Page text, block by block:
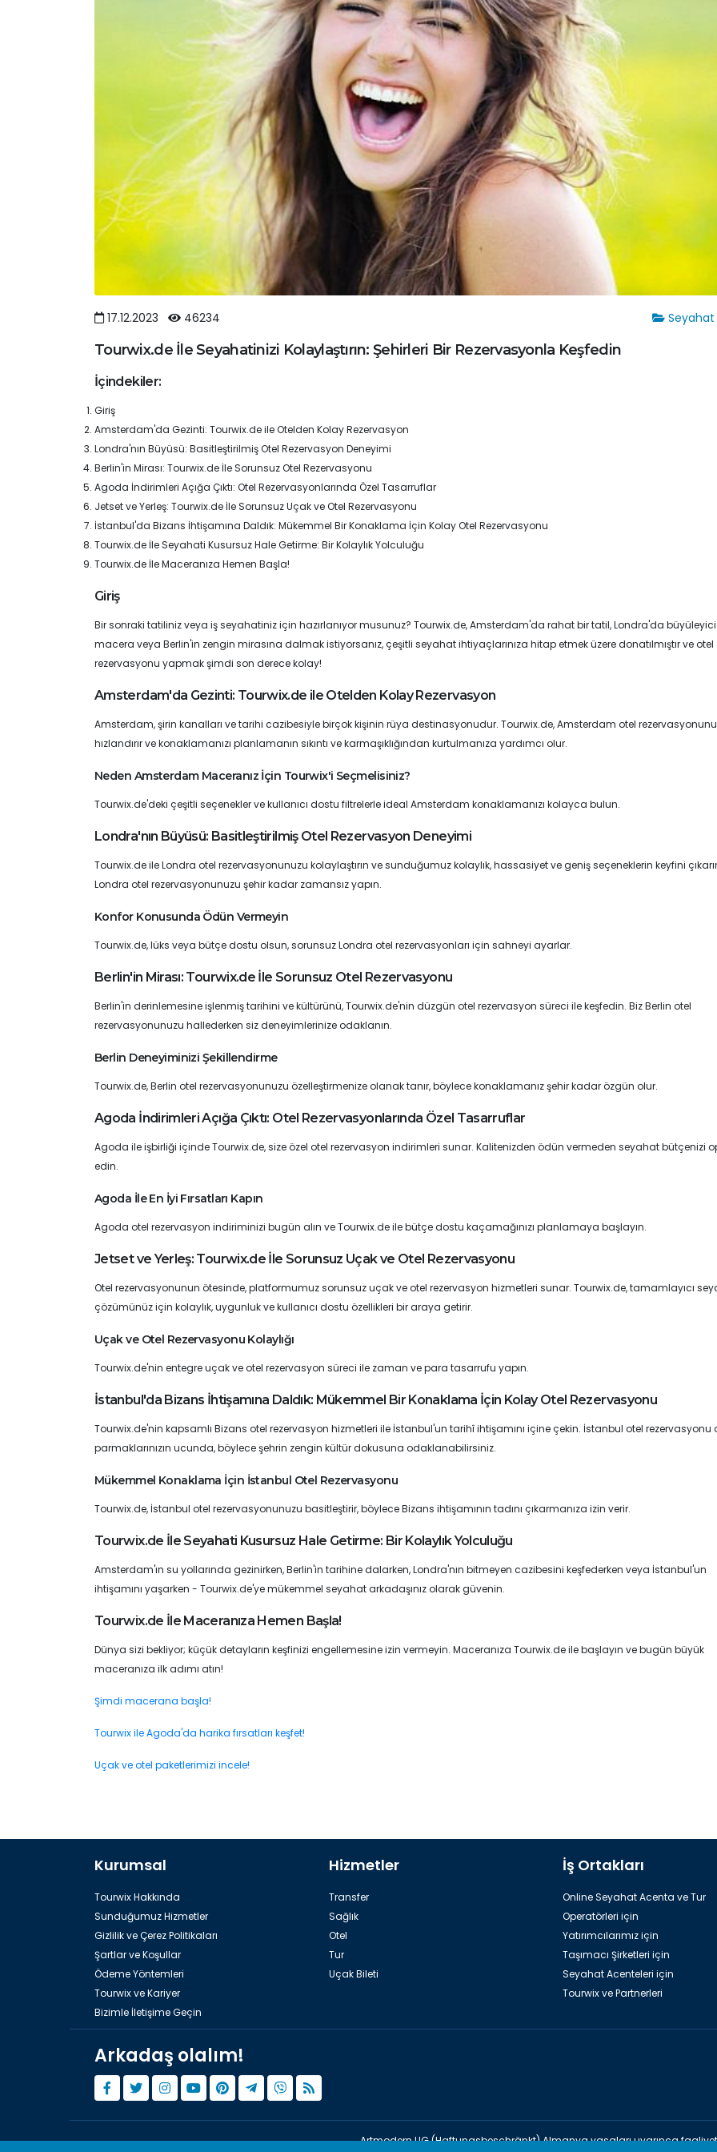
Seyahat
17.12.2023 46234
Tourwix.de İle Seyahatinizi Kolaylaştırın: Şehirleri Bir Rezervasyonla Keşfedin
İçindekiler:
Giriş
Amsterdam'da Gezinti: Tourwix.de ile Otelden Kolay Rezervasyon
Londra'nın Büyüsü: Basitleştirilmiş Otel Rezervasyon Deneyimi
Berlin'in Mirası: Tourwix.de İle Sorunsuz Otel Rezervasyonu
Agoda İndirimleri Açığa Çıktı: Otel Rezervasyonlarında Özel Tasarruflar
Jetset ve Yerleş: Tourwix.de İle Sorunsuz Uçak ve Otel Rezervasyonu
İstanbul'da Bizans İhtişamına Daldık: Mükemmel Bir Konaklama İçin Kolay Otel Rezervasyonu
Tourwix.de İle Seyahati Kusursuz Hale Getirme: Bir Kolaylık Yolculuğu
Tourwix.de İle Maceranıza Hemen Başla!
Giriş
Bir sonraki tatiliniz veya iş seyahatiniz için hazırlanıyor musunuz? Tourwix.de, Amsterdam'da rahat bir tatil, Londra'da
macera veya Berlin'in zengin mirasına dalmak istiyorsanız, çeşitli seyahat ihtiyaçlarınıza hitap etmek üzere donatılmıştır ve otel
rezervasyonu yapmak şimdi son derece kolay!
Amsterdam'da Gezinti: Tourwix.de ile Otelden Kolay Rezervasyon
Amsterdam, şirin kanalları ve tarihi cazibesiyle birçok kişinin rüya destinasyonudur. Tourwix.de, Amsterdam otel
hızlandırır ve konaklamanızı planlamanın sıkıntı ve karmaşıklığından kurtulmanıza yardımcı olur.
Neden Amsterdam Maceranız İçin Tourwix'i Seçmelisiniz?
Tourwix.de'deki çeşitli seçenekler ve kullanıcı dostu filtrelerle ideal Amsterdam konaklamanızı kolayca bulun.
Londra'nın Büyüsü: Basitleştirilmiş Otel Rezervasyon Deneyimi
Tourwix.de ile Londra otel rezervasyonunuzu kolaylaştırın ve sunduğumuz kolaylık, hassasiyet ve geniş seçeneklerin keyfini
Londra otel rezervasyonunuzu şehir kadar zamansız yapın.
Konfor Konusunda Ödün Vermeyin
Tourwix.de, lüks veya bütçe dostu olsun, sorunsuz Londra otel rezervasyonları için sahneyi ayarlar.
Berlin'in Mirası: Tourwix.de İle Sorunsuz Otel Rezervasyonu
Berlin'in derinlemesine işlenmiş tarihini ve kültürünü, Tourwix.de'nin düzgün otel rezervasyon süreci ile keşfedin. Biz Berlin otel
rezervasyonunuzu hallederken siz deneyimlerinize odaklanın.
Berlin Deneyiminizi Şekillendirme
Tourwix.de, Berlin otel rezervasyonunuzu özelleştirmenize olanak tanır, böylece konaklamanız şehir kadar özgün olur.
Agoda İndirimleri Açığa Çıktı: Otel Rezervasyonlarında Özel Tasarruflar
Agoda ile işbirliği içinde Tourwix.de, size özel otel rezervasyon indirimleri sunar. Kalitenizden ödün vermeden seyahat bütçenizi
edin.
Agoda İle En İyi Fırsatları Kapın
Agoda otel rezervasyon indiriminizi bugün alın ve Tourwix.de ile bütçe dostu kaçamağınızı planlamaya başlayın.
Jetset ve Yerleş: Tourwix.de İle Sorunsuz Uçak ve Otel Rezervasyonu
Otel rezervasyonunun ötesinde, platformumuz sorunsuz uçak ve otel rezervasyon hizmetleri sunar. Tourwix.de, tamamlayıcı
çözümünüz için kolaylık, uygunluk ve kullanıcı dostu özellikleri bir araya getirir.
Uçak ve Otel Rezervasyonu Kolaylığı
Tourwix.de'nin entegre uçak ve otel rezervasyon süreci ile zaman ve para tasarrufu yapın.
İstanbul'da Bizans İhtişamına Daldık: Mükemmel Bir Konaklama İçin Kolay Otel Rezervasyonu
Tourwix.de'nin kapsamlı Bizans otel rezervasyon hizmetleri ile İstanbul'un tarihî ihtişamını içine çekin. İstanbul otel rezervasyonu
parmaklarınızın ucunda, böylece şehrin zengin kültür dokusuna odaklanabilirsiniz.
Mükemmel Konaklama İçin İstanbul Otel Rezervasyonu
Tourwix.de, İstanbul otel rezervasyonunuzu basitleştirir, böylece Bizans ihtişamının tadını çıkarmanıza izin verir.
Tourwix.de İle Seyahati Kusursuz Hale Getirme: Bir Kolaylık Yolculuğu
Amsterdam'ın su yollarında gezinirken, Berlin'in tarihine dalarken, Londra'nın bitmeyen cazibesini keşfederken veya İstanbul'un
ihtişamını yaşarken - Tourwix.de'ye mükemmel seyahat arkadaşınız olarak güvenin.
Tourwix.de İle Maceranıza Hemen Başla!
Dünya sizi bekliyor; küçük detayların keşfinizi engellemesine izin vermeyin. Maceranıza Tourwix.de ile başlayın ve bugün büyük
maceranıza ilk adımı atın!
Şimdi macerana başla!
Tourwix ile Agoda'da harika fırsatları keşfet!
Uçak ve otel paketlerimizi incele!
Kurumsal
Tourwix Hakkında
Sunduğumuz Hizmetler
Gizlilik ve Çerez Politikaları
Şartlar ve Koşullar
Ödeme Yöntemleri
Tourwix ve Kariyer
Bizimle İletişime Geçin
Hizmetler
Transfer
Sağlık
Otel
Tur
Uçak Bileti
İş Ortakları
Online Seyahat Acenta ve Tur
Operatörleri için
Yatırımcılarımız için
Taşımacı Şirketleri için
Seyahat Acenteleri için
Tourwix ve Partnerleri
Arkadaş olalım!
Artmodern UG (Haftungsbeschränkt) Almanya yasaları uyarınca